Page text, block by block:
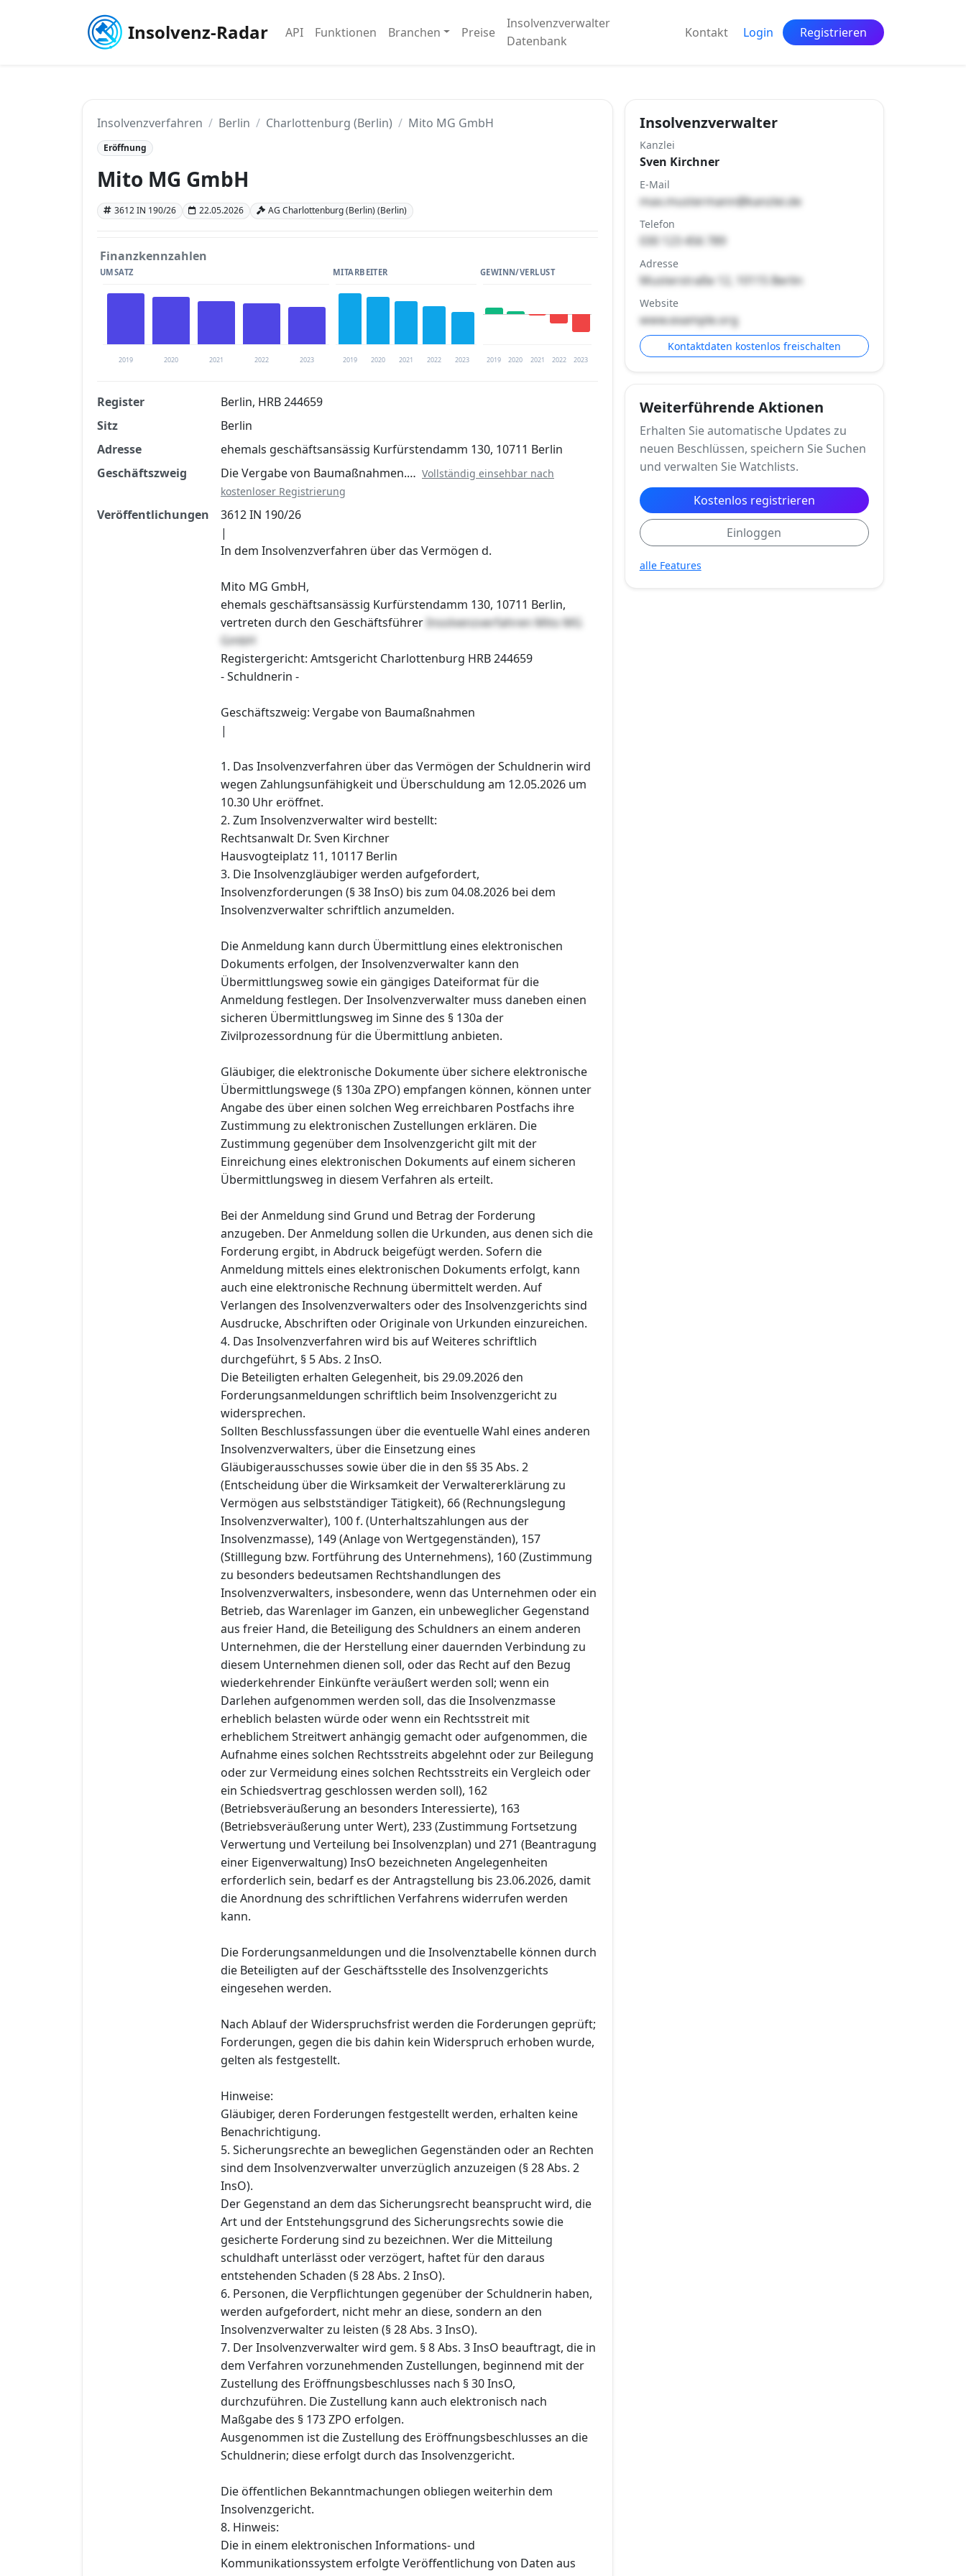
Insolvenz-Radar API Funktionen Branchen Preise
Insolvenzverwalter
Datenbank
Kontakt Login Registrieren
Insolvenzverfahren Berlin Charlottenburg (Berlin) Mito MG GmbH
Eröffnung
Mito MG GmbH
3612 IN 190/26 22.05.2026 AG Charlottenburg (Berlin) (Berlin)
Finanzkennzahlen
UMSATZ
2019 2020 2021 2022 2023
MITARBEITER
2019 2020 2021 2022 2023
GEWINN/VERLUST
2019 2020 2021 2022 2023
Finanzkennzahlen nach kostenloser Registrierung verfügbar
Jetzt kostenlos registrieren
Register
Berlin, HRB 244659
Sitz
Berlin
Adresse
ehemals geschäftsansässig Kurfürstendamm 130, 10711 Berlin
Geschäftszweig
Die Vergabe von Baumaßnahmen.… Vollständig einsehbar nach
kostenloser Registrierung
Veröffentlichungen
3612 IN 190/26
|
In dem Insolvenzverfahren über das Vermögen d.
Mito MG GmbH,
ehemals geschäftsansässig Kurfürstendamm 130, 10711 Berlin,
vertreten durch den Geschäftsführer Insolvenzverfahren Mito MG
GmbH
Registergericht: Amtsgericht Charlottenburg HRB 244659
- Schuldnerin -
Geschäftszweig: Vergabe von Baumaßnahmen
|
1. Das Insolvenzverfahren über das Vermögen der Schuldnerin wird
wegen Zahlungsunfähigkeit und Überschuldung am 12.05.2026 um
10.30 Uhr eröffnet.
2. Zum Insolvenzverwalter wird bestellt:
Rechtsanwalt Dr. Sven Kirchner
Hausvogteiplatz 11, 10117 Berlin
3. Die Insolvenzgläubiger werden aufgefordert,
Insolvenzforderungen (§ 38 InsO) bis zum 04.08.2026 bei dem
Insolvenzverwalter schriftlich anzumelden.
Die Anmeldung kann durch Übermittlung eines elektronischen
Dokuments erfolgen, der Insolvenzverwalter kann den
Übermittlungsweg sowie ein gängiges Dateiformat für die
Anmeldung festlegen. Der Insolvenzverwalter muss daneben einen
sicheren Übermittlungsweg im Sinne des § 130a der
Zivilprozessordnung für die Übermittlung anbieten.
Gläubiger, die elektronische Dokumente über sichere elektronische
Übermittlungswege (§ 130a ZPO) empfangen können, können unter
Angabe des über einen solchen Weg erreichbaren Postfachs ihre
Zustimmung zu elektronischen Zustellungen erklären. Die
Zustimmung gegenüber dem Insolvenzgericht gilt mit der
Einreichung eines elektronischen Dokuments auf einem sicheren
Übermittlungsweg in diesem Verfahren als erteilt.
Bei der Anmeldung sind Grund und Betrag der Forderung
anzugeben. Der Anmeldung sollen die Urkunden, aus denen sich die
Forderung ergibt, in Abdruck beigefügt werden. Sofern die
Anmeldung mittels eines elektronischen Dokuments erfolgt, kann
auch eine elektronische Rechnung übermittelt werden. Auf
Verlangen des Insolvenzverwalters oder des Insolvenzgerichts sind
Ausdrucke, Abschriften oder Originale von Urkunden einzureichen.
4. Das Insolvenzverfahren wird bis auf Weiteres schriftlich
durchgeführt, § 5 Abs. 2 InsO.
Die Beteiligten erhalten Gelegenheit, bis 29.09.2026 den
Forderungsanmeldungen schriftlich beim Insolvenzgericht zu
widersprechen.
Sollten Beschlussfassungen über die eventuelle Wahl eines anderen
Insolvenzverwalters, über die Einsetzung eines
Gläubigerausschusses sowie über die in den §§ 35 Abs. 2
(Entscheidung über die Wirksamkeit der Verwaltererklärung zu
Vermögen aus selbstständiger Tätigkeit), 66 (Rechnungslegung
Insolvenzverwalter), 100 f. (Unterhaltszahlungen aus der
Insolvenzmasse), 149 (Anlage von Wertgegenständen), 157
(Stilllegung bzw. Fortführung des Unternehmens), 160 (Zustimmung
zu besonders bedeutsamen Rechtshandlungen des
Insolvenzverwalters, insbesondere, wenn das Unternehmen oder ein
Betrieb, das Warenlager im Ganzen, ein unbeweglicher Gegenstand
aus freier Hand, die Beteiligung des Schuldners an einem anderen
Unternehmen, die der Herstellung einer dauernden Verbindung zu
diesem Unternehmen dienen soll, oder das Recht auf den Bezug
wiederkehrender Einkünfte veräußert werden soll; wenn ein
Darlehen aufgenommen werden soll, das die Insolvenzmasse
erheblich belasten würde oder wenn ein Rechtsstreit mit
erheblichem Streitwert anhängig gemacht oder aufgenommen, die
Aufnahme eines solchen Rechtsstreits abgelehnt oder zur Beilegung
oder zur Vermeidung eines solchen Rechtsstreits ein Vergleich oder
ein Schiedsvertrag geschlossen werden soll), 162
(Betriebsveräußerung an besonders Interessierte), 163
(Betriebsveräußerung unter Wert), 233 (Zustimmung Fortsetzung
Verwertung und Verteilung bei Insolvenzplan) und 271 (Beantragung
einer Eigenverwaltung) InsO bezeichneten Angelegenheiten
erforderlich sein, bedarf es der Antragstellung bis 23.06.2026, damit
die Anordnung des schriftlichen Verfahrens widerrufen werden
kann.
Die Forderungsanmeldungen und die Insolvenztabelle können durch
die Beteiligten auf der Geschäftsstelle des Insolvenzgerichts
eingesehen werden.
Nach Ablauf der Widerspruchsfrist werden die Forderungen geprüft;
Forderungen, gegen die bis dahin kein Widerspruch erhoben wurde,
gelten als festgestellt.
Hinweise:
Gläubiger, deren Forderungen festgestellt werden, erhalten keine
Benachrichtigung.
5. Sicherungsrechte an beweglichen Gegenständen oder an Rechten
sind dem Insolvenzverwalter unverzüglich anzuzeigen (§ 28 Abs. 2
InsO).
Der Gegenstand an dem das Sicherungsrecht beansprucht wird, die
Art und der Entstehungsgrund des Sicherungsrechts sowie die
gesicherte Forderung sind zu bezeichnen. Wer die Mitteilung
schuldhaft unterlässt oder verzögert, haftet für den daraus
entstehenden Schaden (§ 28 Abs. 2 InsO).
6. Personen, die Verpflichtungen gegenüber der Schuldnerin haben,
werden aufgefordert, nicht mehr an diese, sondern an den
Insolvenzverwalter zu leisten (§ 28 Abs. 3 InsO).
7. Der Insolvenzverwalter wird gem. § 8 Abs. 3 InsO beauftragt, die in
dem Verfahren vorzunehmenden Zustellungen, beginnend mit der
Zustellung des Eröffnungsbeschlusses nach § 30 InsO,
durchzuführen. Die Zustellung kann auch elektronisch nach
Maßgabe des § 173 ZPO erfolgen.
Ausgenommen ist die Zustellung des Eröffnungsbeschlusses an die
Schuldnerin; diese erfolgt durch das Insolvenzgericht.
Die öffentlichen Bekanntmachungen obliegen weiterhin dem
Insolvenzgericht.
8. Hinweis:
Die in einem elektronischen Informations- und
Kommunikationssystem erfolgte Veröffentlichung von Daten aus
Insolvenzverwalter
Kanzlei
Sven Kirchner
E-Mail
max.mustermann@kanzlei.de
Telefon
030 123 456 789
Adresse
Musterstraße 12, 10115 Berlin
Website
www.example.org
Kontaktdaten kostenlos freischalten
Weiterführende Aktionen
Erhalten Sie automatische Updates zu
neuen Beschlüssen, speichern Sie Suchen
und verwalten Sie Watchlists.
Kostenlos registrieren
Einloggen
alle Features